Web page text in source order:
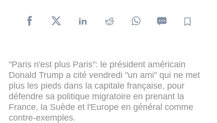
"Paris n'est plus Paris": le président américain
Donald Trump a cité vendredi "un ami" qui ne met
plus les pieds dans la capitale française, pour
défendre sa politique migratoire en prenant la
France, la Suède et l'Europe en général comme
contre-exemples.